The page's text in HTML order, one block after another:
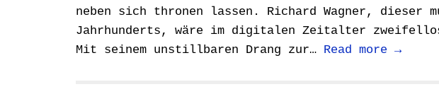
neben sich thronen lassen. Richard Wagner, dieser
Jahrhunderts, wäre im digitalen Zeitalter zweifellos
Mit seinem unstillbaren Drang zur… Read more →